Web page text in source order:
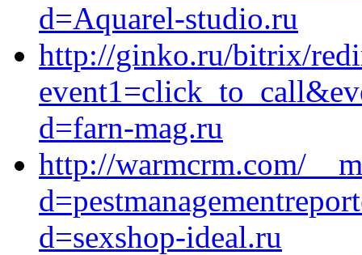
d=Aquarel-studio.ru
http://ginko.ru/bitrix/
d=farn-mag.ru
http://warmcrm.com/
d=sexshop-ideal.ru